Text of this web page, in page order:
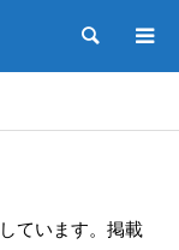
検索
ています。掲載